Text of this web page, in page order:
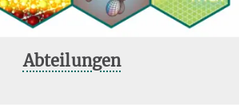
Abteilungen